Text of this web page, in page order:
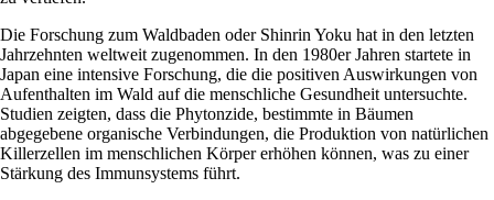
Die Forschung zum Waldbaden oder Shinrin Yoku hat in den letzten
Jahrzehnten weltweit zugenommen. In den 1980er Jahren startete in
Japan eine intensive Forschung, die die positiven Auswirkungen von
Aufenthalten im Wald auf die menschliche Gesundheit untersuchte.
Studien zeigten, dass die Phytonzide, bestimmte in Bäumen
abgegebene organische Verbindungen, die Produktion von natürlichen
Killerzellen im menschlichen Körper erhöhen können, was zu einer
Stärkung des Immunsystems führt.